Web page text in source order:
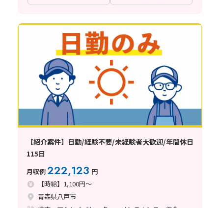
【紹介案件】日勤/経験不要/未経験者大歓迎/年間休日
115日
月収例222,123 円
【時給】1,100円～
青森県八戸市